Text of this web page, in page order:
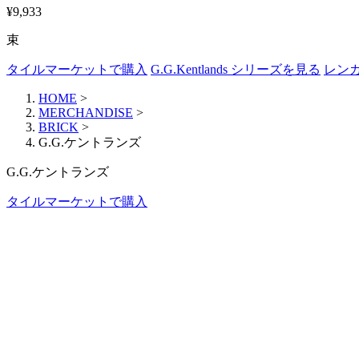
¥9,933
束
タイルマーケットで購入 G.G.Kentlands シリーズを見る レン
HOME >
MERCHANDISE >
BRICK >
G.G.ケントランズ
G.G.ケントランズ
タイルマーケットで購入